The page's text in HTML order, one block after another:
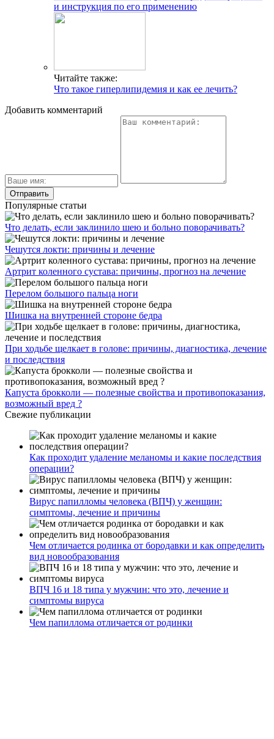
и инструкция по его применению
Читайте также:
Что такое гиперлипидемия и как ее лечить?
Добавить комментарий
Популярные статьи
Что делать, если заклинило шею и больно поворачивать?
Чешутся локти: причины и лечение
Артрит коленного сустава: причины, прогноз на лечение
Перелом большого пальца ноги
Шишка на внутренней стороне бедра
При ходьбе щелкает в голове: причины, диагностика, лечение
и последствия
Капуста брокколи — полезные свойства и противопоказания,
возможный вред ?
Свежие публикации
Как проходит удаление меланомы и какие последствия
операции?
Вирус папилломы человека (ВПЧ) у женщин:
симптомы, лечение и причины
Чем отличается родинка от бородавки и как определить
вид новообразования
ВПЧ 16 и 18 типа у мужчин: что это, лечение и
симптомы вируса
Чем папиллома отличается от родинки